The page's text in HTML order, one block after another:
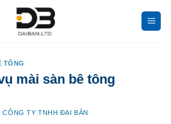
TÔNG
mài sàn bê tông
CÔNG TY TNHH ĐẠI BẢN